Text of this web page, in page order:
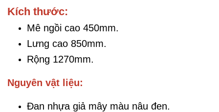
Kích thước:
Mê ngồi cao 450mm.
Lưng cao 850mm.
Rộng 1270mm.
Nguyên vật liệu:
Đan nhựa giả mây màu nâu đen.